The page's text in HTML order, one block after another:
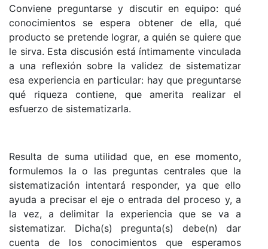
Conviene preguntarse y discutir en equipo: qué
conocimientos se espera obtener de ella, qué
producto se pretende lograr, a quién se quiere que
le sirva. Esta discusión está íntimamen­te vinculada
a una reflexión sobre la validez de sistematizar
esa experiencia en particular: hay que pregun­tarse
qué riqueza contiene, que amerita realizar el
esfuerzo de sistemati­zarla.
Resulta de suma utilidad que, en ese momento,
formulemos la o las preguntas centrales que la
sistematización intentará responder, ya que ello
ayuda a precisar el eje o entrada del proceso y, a
la vez, a delimitar la experien­cia que se va a
sistematizar. Dicha(s) pregunta(s) debe(n) dar
cuenta de los conocimien­tos que esperamos